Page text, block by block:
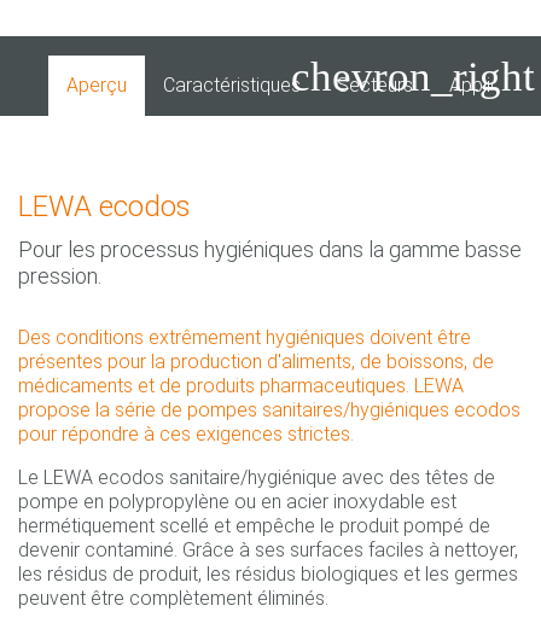
Aperçu Caractéristiques Secteurs
chevron_right
LEWA ecodos
Pour les processus hygiéniques dans la gamme basse
pression.
Des conditions extrêmement hygiéniques doivent être
présentes pour la production d'aliments, de boissons, de
médicaments et de produits pharmaceutiques. LEWA
propose la série de pompes sanitaires/hygiéniques ecodos
pour répondre à ces exigences strictes.
Le LEWA ecodos sanitaire/hygiénique avec des têtes de
pompe en polypropylène ou en acier inoxydable est
hermétiquement scellé et empêche le produit pompé de
devenir contaminé. Grâce à ses surfaces faciles à nettoyer,
les résidus de produit, les résidus biologiques et les germes
peuvent être complètement éliminés.